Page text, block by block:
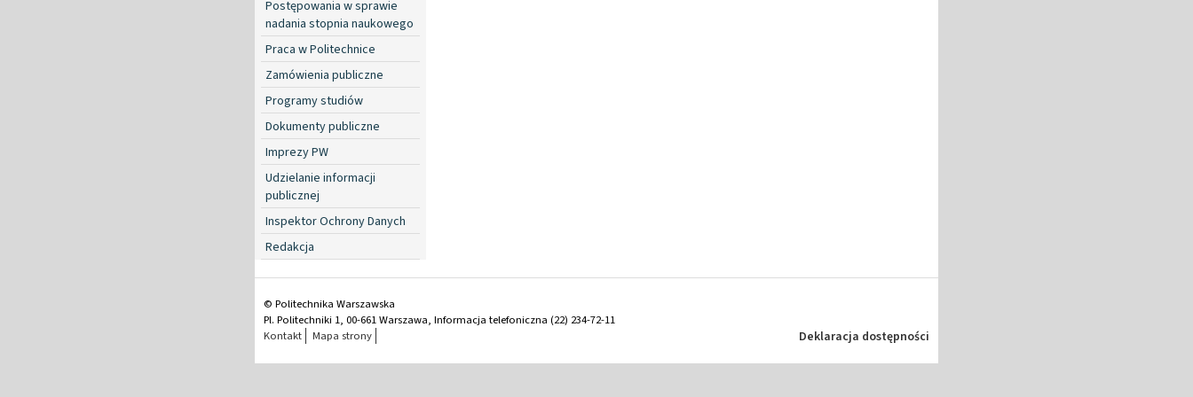
Postępowania w sprawie
nadania stopnia naukowego
Praca w Politechnice
Zamówienia publiczne
Programy studiów
Dokumenty publiczne
Imprezy PW
Udzielanie informacji
publicznej
Inspektor Ochrony Danych
Redakcja
© Politechnika Warszawska
Pl. Politechniki 1, 00-661 Warszawa, Informacja telefoniczna (22) 234-72-11
Kontakt
Mapa strony Deklaracja dostępności